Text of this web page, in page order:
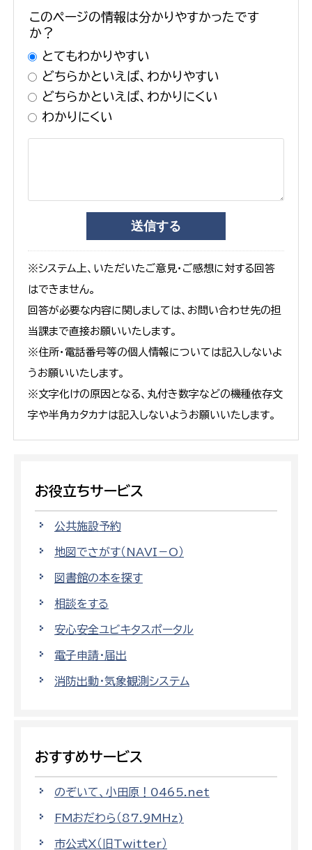
このページの情報は分かりやすかったです
か？
とてもわかりやすい
どちらかといえば、わかりやすい
どちらかといえば、わかりにくい
わかりにくい
※システム上、いただいたご意見・ご感想に対する回答
はできません。
回答が必要な内容に関しましては、お問い合わせ先の担
当課まで直接お願いいたします。
※住所・電話番号等の個人情報については記入しないよ
うお願いいたします。
※文字化けの原因となる、丸付き数字などの機種依存文
字や半角カタカナは記入しないようお願いいたします。
お役立ちサービス
公共施設予約
地図でさがす（NAVI－O）
図書館の本を探す
相談をする
安心安全ユビキタスポータル
電子申請・届出
消防出動・気象観測システム
おすすめサービス
のぞいて、小田原！0465.net
FMおだわら（87.9MHz)
市公式X（旧Twitter）